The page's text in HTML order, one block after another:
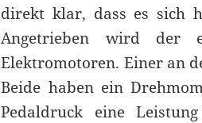
direkt klar, dass es sich
Angetrieben wird der
Elektromotoren. Einer an
Beide haben ein
Pedaldruck eine